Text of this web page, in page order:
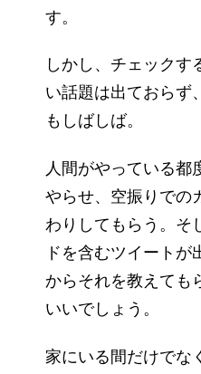
す。
しかし、チェックす
い話題は出ておらず
もしばしば。
人間がやっている都
やらせ、空振りでの
わりしてもらう。そ
ドを含むツイート
からそれを教えても
いいでしょう。
家にいる間だけでな